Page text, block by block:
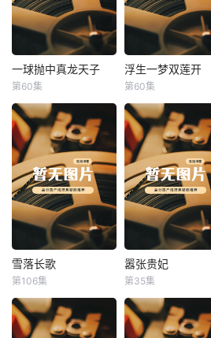
一球抛中真龙天子
一球抛中真龙天子
第60集
浮生一梦双莲开
浮生一梦双莲开
第60集
雪落长歌
雪落长歌
第106集
嚣张贵妃
嚣张贵妃
第35集